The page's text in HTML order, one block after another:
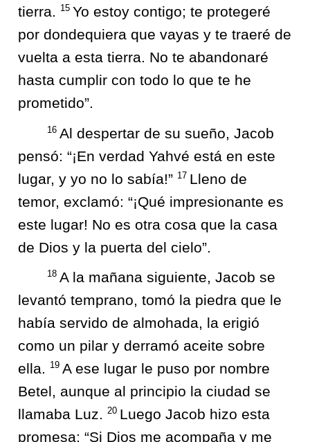
tierra.
15 Yo estoy contigo; te protegeré
por dondequiera que vayas y te traeré de
vuelta a esta tierra. No te abandonaré
hasta cumplir con todo lo que te he
prometido”.
16 Al despertar de su sueño, Jacob
pensó: “¡En verdad Yahvé está en este
lugar, y yo no lo sabía!” 17 Lleno de
temor, exclamó: “¡Qué impresionante es
este lugar! No es otra cosa que la casa
de Dios y la puerta del cielo”.
18 A la mañana siguiente, Jacob se
levantó temprano, tomó la piedra que le
había servido de almohada, la erigió
como un pilar y derramó aceite sobre
ella.
19 A ese lugar le puso por nombre
Betel, aunque al principio la ciudad se
llamaba Luz. 20 Luego Jacob hizo esta
promesa: “Si Dios me acompaña y me